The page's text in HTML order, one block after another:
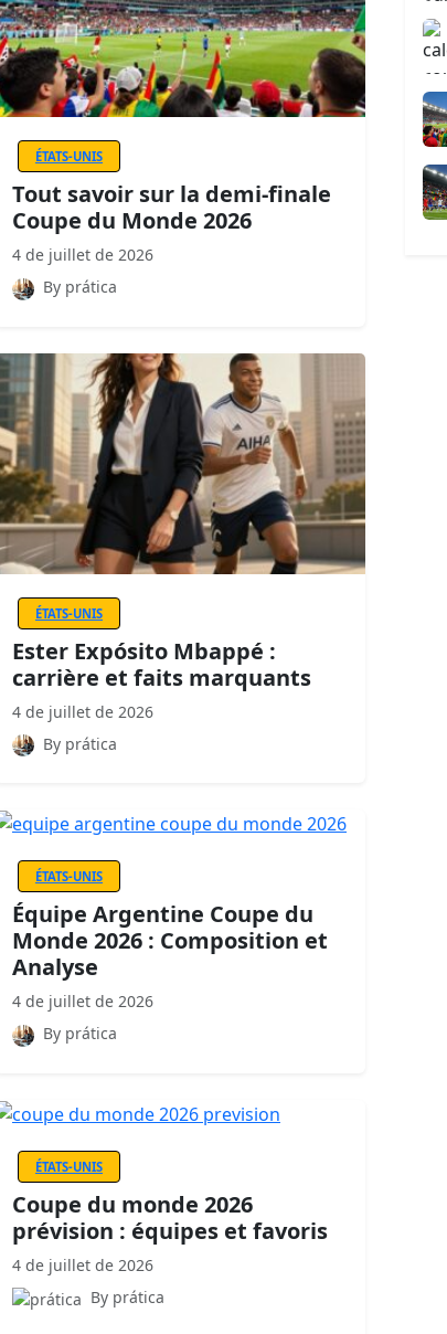
ÉTATS-UNIS
Tout savoir sur la demi-finale
Coupe du Monde 2026
4 de juillet de 2026
By prática
ÉTATS-UNIS
Ester Expósito Mbappé :
carrière et faits marquants
4 de juillet de 2026
By prática
ÉTATS-UNIS
Équipe Argentine Coupe du
Monde 2026 : Composition et
Analyse
4 de juillet de 2026
By prática
ÉTATS-UNIS
Coupe du monde 2026
prévision : équipes et favoris
4 de juillet de 2026
By prática